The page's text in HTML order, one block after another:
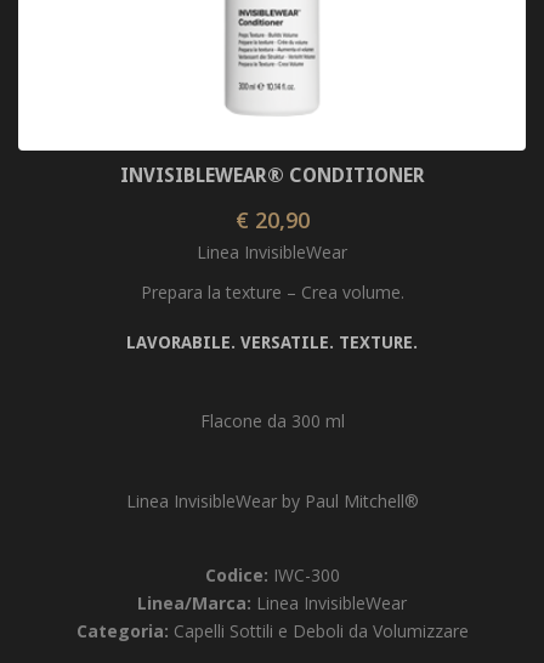
INVISIBLEWEAR® CONDITIONER
€ 20,90
Linea InvisibleWear
Prepara la texture – Crea volume.
LAVORABILE. VERSATILE. TEXTURE.
Flacone da 300 ml
Linea InvisibleWear by Paul Mitchell®
Codice: IWC-300
Linea/Marca: Linea InvisibleWear
Categoria: Capelli Sottili e Deboli da Volumizzare